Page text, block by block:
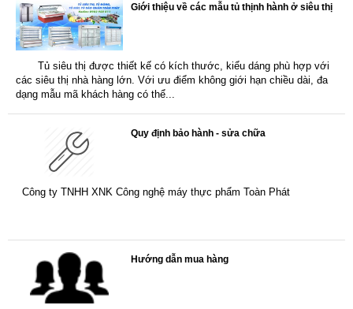
Giới thiệu về các mẫu tủ thịnh hành ở siêu thị
Tủ siêu thị được thiết kế có kích thước, kiểu dáng phù hợp với
các siêu thị nhà hàng lớn. Với ưu điểm không giới hạn chiều dài, đa
dạng mẫu mã khách hàng có thể...
Quy định bảo hành - sửa chữa
Công ty TNHH XNK Công nghệ máy thực phẩm Toàn Phát
Hướng dẫn mua hàng